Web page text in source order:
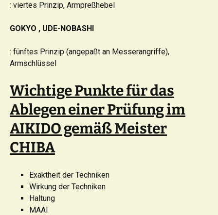
: viertes Prinzip, Armpreßhebel
GOKYO , UDE-NOBASHI
: fünftes Prinzip (angepaßt an Messerangriffe),
Armschlüssel
Wichtige Punkte für das
Ablegen einer Prüfung im
AIKIDO gemäß Meister
CHIBA
Exaktheit der Techniken
Wirkung der Techniken
Haltung
MAAI